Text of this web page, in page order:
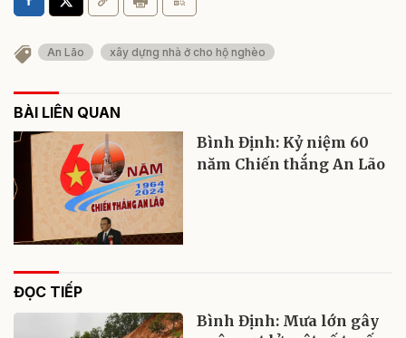
An Lão xây dựng nhà ở cho hộ nghèo
BÀI LIÊN QUAN
Bình Định: Kỷ niệm 60
năm Chiến thắng An Lão
ĐỌC TIẾP
Bình Định: Mưa lớn gây